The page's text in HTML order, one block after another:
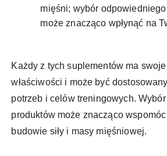
mięśni; wybór odpowiedniego
może znacząco wpłynąć na
Każdy z tych suplementów ma
właściwości i może być
potrzeb i celów treningowych.
produktów może znacząco
budowie siły i masy mięśniowej.